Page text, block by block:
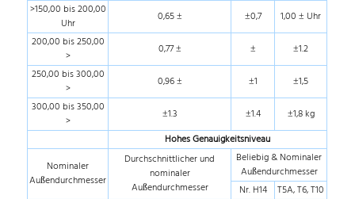
>150,00 bis 200,00
Uhr
0,65 ± ±0,7
1,00 ± Uhr
200,00 bis 250,00
>
0,77 ± ±
±1.2
250,00 bis 300,00
>
0,96 ± ±1
±1,5
300,00 bis 350,00
>
±1.3 ±1.4
±1,8 kg
Hohes Genauigkeitsniveau
Nominaler
Außendurchmesser
Durchschnittlicher und
nominaler
Außendurchmesser
Beliebig & Nominaler
Außendurchmesser
Nr. H14
T5A, T6, T10